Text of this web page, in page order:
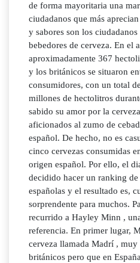
de forma mayoritaria una
ciudadanos que más
y sabores son los
bebedores de cerveza. En el
aproximadamente 367
y los británicos se situaron
consumidores, con un total
millones de hectolitros
sabido su amor por la
aficionados al zumo de
español. De hecho, no es
cinco cervezas consumidas
origen español. Por ello, el
decidido hacer un ranking de
españolas y el resultado es,
sorprendente para muchos.
recurrido a Hayley Minn ,
referencia. En primer lugar,
cerveza llamada Madrí ,
británicos pero que en